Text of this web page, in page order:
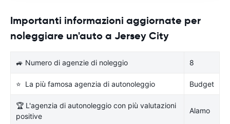
Importanti informazioni aggiornate per
noleggiare un'auto a Jersey City
🚙 Numero di agenzie di noleggio 8
⭐ La più famosa agenzia di autonoleggio Budget
🏆 L'agenzia di autonoleggio con più valutazioni
positive
Alamo